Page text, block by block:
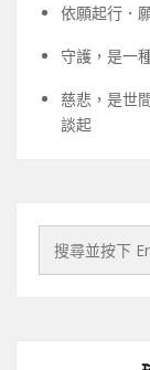
依願起行．
守護，是一
慈悲，是世
談起